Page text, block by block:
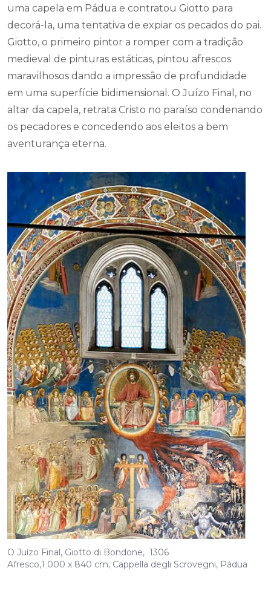
uma capela em Pádua e contratou Giotto para
decorá-la, uma tentativa de expiar os pecados do pai.
Giotto, o primeiro pintor a romper com a tradição
medieval de pinturas estáticas, pintou afrescos
maravilhosos dando a impressão de profundidade
em uma superfície bidimensional. O Juízo Final, no
altar da capela, retrata Cristo no paraíso condenando
os pecadores e concedendo aos eleitos a bem
aventurança eterna.
O Juízo Final, Giotto di Bondone, 1306
Afresco,1 000 x 840 cm, Cappella degli Scrovegni, Pádua